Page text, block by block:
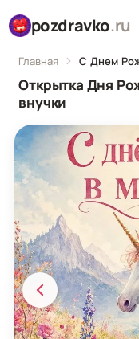
pozdravko.ru
Главная С Днем
Открытка Дня
внучки